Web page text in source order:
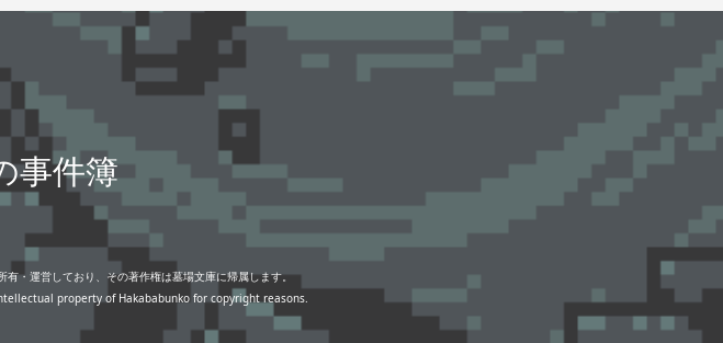
事件簿
・運営しており、その著作権は墓場文庫に帰属します。
property of Hakababunko for copyright reasons.